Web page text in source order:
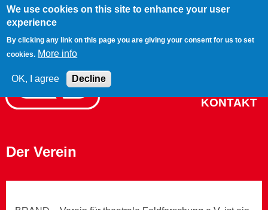
We use cookies on this site to enhance your user
experience
By clicking any link on this page you are giving your consent for us to set
cookies. More info
OK, I agree Decline
Jump to navigation
BRAND
KONTAKT
Der Verein